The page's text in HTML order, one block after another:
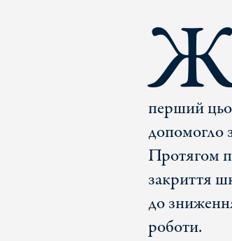
перший
допомогло
Протягом
закриття
до
роботи.